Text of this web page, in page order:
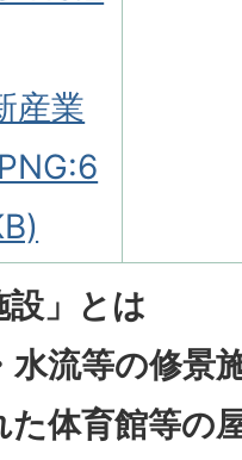
産業
設」とは
流等の修景
体育館等の